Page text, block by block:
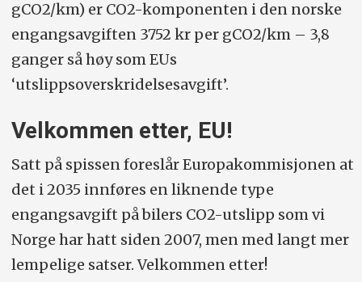
gCO2/km) er CO2-komponenten i den norske
engangsavgiften 3752 kr per gCO2/km – 3,8
ganger så høy som EUs
‘utslippsoverskridelsesavgift’.
Velkommen etter, EU!
Satt på spissen foreslår Europakommisjonen at
det i 2035 innføres en liknende type
engangsavgift på bilers CO2-utslipp som vi
Norge har hatt siden 2007, men med langt mer
lempelige satser. Velkommen etter!